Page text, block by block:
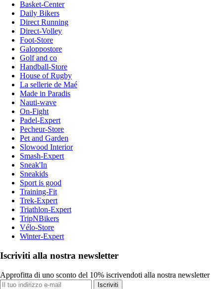
Basket-Center
Daily Bikers
Direct Running
Direct-Volley
Foot-Store
Galoppostore
Golf and co
Handball-Store
House of Rugby
La sellerie de Maé
Made in Paradis
Nauti-wave
On-Fight
Padel-Expert
Pecheur-Store
Pet and Garden
Slowood Interior
Smash-Expert
Sneak'In
Sneakids
Sport is good
Training-Fit
Trek-Expert
Triathlon-Expert
TripNBikers
Vélo-Store
Winter-Expert
Iscriviti alla nostra newsletter
Approfitta di uno sconto del 10% iscrivendoti alla nostra newsletter
Iscriviti